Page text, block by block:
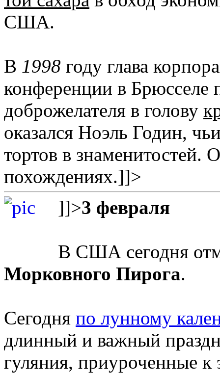
США.
В 1998 году глава
конференции в Брюсселе
доброжелателя в голову
оказался Ноэль Годин,
тортов в знаменитостей.
похождениях.]]>
]]>3 февраля
В США сегодня
Морковного Пирога.
Сегодня по лунному
длинный и важный
гуляния, приуроченные к